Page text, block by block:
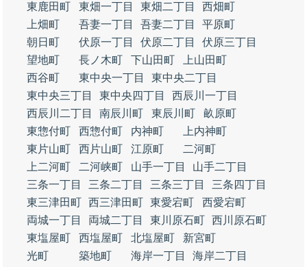
東鹿田町
東畑一丁目 東畑二丁目
西畑町
上畑町
吾妻一丁目 吾妻二丁目
平原町
朝日町
伏原一丁目 伏原二丁目
伏原三丁目
望地町
長ノ木町 下山田町
上山田町
西谷町
東中央一丁目
東中央二丁目
東中央三丁目
東中央四丁目
西辰川一丁目
西辰川二丁目
南辰川町 東辰川町
畝原町
東惣付町
西惣付町 内神町
上内神町
東片山町
西片山町 江原町
二河町
上二河町
二河峡町 山手一丁目
山手二丁目
三条一丁目
三条二丁目 三条三丁目
三条四丁目
東三津田町 西三津田町 東愛宕町
西愛宕町
両城一丁目
両城二丁目 東川原石町 西川原石町
東塩屋町
西塩屋町 北塩屋町
新宮町
光町
築地町 海岸一丁目
海岸二丁目